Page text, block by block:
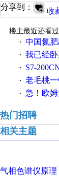
分享到： 收
楼主最近还看过
· 中国氮
· 我已经卧床一个多月了
· S7-
· 老毛桃一键还原，傻瓜式操作
· 急！欧姆龙CJ1M系列PLC,
热门招聘
相关主题
气相色谱仪原理